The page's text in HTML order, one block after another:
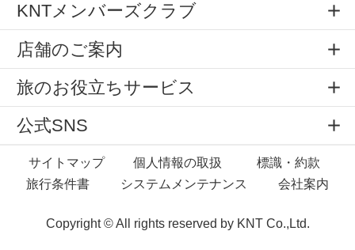
KNTメンバーズクラブ
店舗のご案内
旅のお役立ちサービス
公式SNS
サイトマップ 個人情報の取扱
標識・約款
旅行条件書
システムメンテナンス 会社案内
Copyright © All rights reserved by KNT Co.,Ltd.